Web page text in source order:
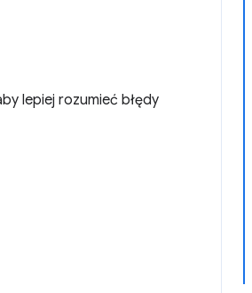
lepiej rozumieć błędy